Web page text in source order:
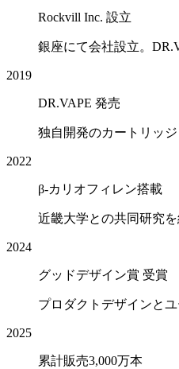
Rockvill Inc. 設立
銀座にて会社設立。
2019
DR.VAPE 発売
独自開発のカートリッ
2022
β-カリオフィレン搭載
近畿大学との共同研究
2024
グッドデザイン賞 受賞
プロダクトデザインと
2025
累計販売3,000万本